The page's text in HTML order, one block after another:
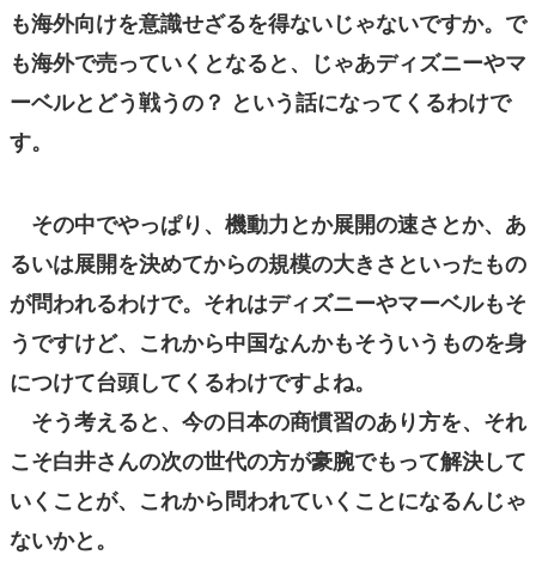
も海外向けを意識せざるを得ないじゃないですか。で
も海外で売っていくとなると、じゃあディズニーやマ
ーベルとどう戦うの？ という話になってくるわけで
す。
その中でやっぱり、機動力とか展開の速さとか、あ
るいは展開を決めてからの規模の大きさといったもの
が問われるわけで。それはディズニーやマーベルもそ
うですけど、これから中国なんかもそういうものを身
につけて台頭してくるわけですよね。
そう考えると、今の日本の商慣習のあり方を、それ
こそ白井さんの次の世代の方が豪腕でもって解決して
いくことが、これから問われていくことになるんじゃ
ないかと。